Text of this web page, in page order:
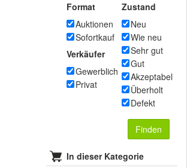
Format
Auktionen
Sofortkauf
Verkäufer
Gewerblich
Privat
Zustand
Neu
Wie neu
Sehr gut
Gut
Akzeptabel
Überholt
Defekt
Finden
In dieser Kategorie